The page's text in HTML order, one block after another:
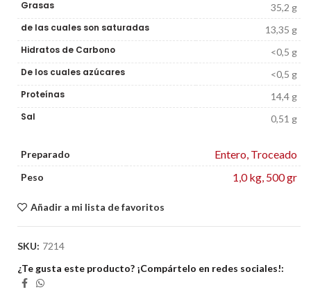
Grasas
35,2 g
de las cuales son saturadas
13,35 g
Hidratos de Carbono
<0,5 g
De los cuales azúcares
<0,5 g
Proteínas
14,4 g
Sal
0,51 g
Preparado Entero, Troceado
Peso 1,0 kg, 500 gr
Añadir a mi lista de favoritos
SKU: 7214
¿Te gusta este producto? ¡Compártelo en redes sociales!